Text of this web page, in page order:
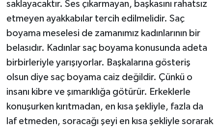
saklayacaktır. Ses çıkarmayan, başkasını rahatsız
etmeyen ayakkabılar tercih edilmelidir. Saç
boyama meselesi de zamanımız kadınlarının bir
belasıdır. Kadınlar saç boyama konusunda adeta
birbirleriyle yarışıyorlar. Başkalarına gösteriş
olsun diye saç boyama caiz değildir. Çünkü o
insanı kibre ve şımarıklığa götürür. Erkeklerle
konuşurken kırıtmadan, en kısa şekliyle, fazla da
laf etmeden, soracağı şeyi en kısa şekliyle sorarak